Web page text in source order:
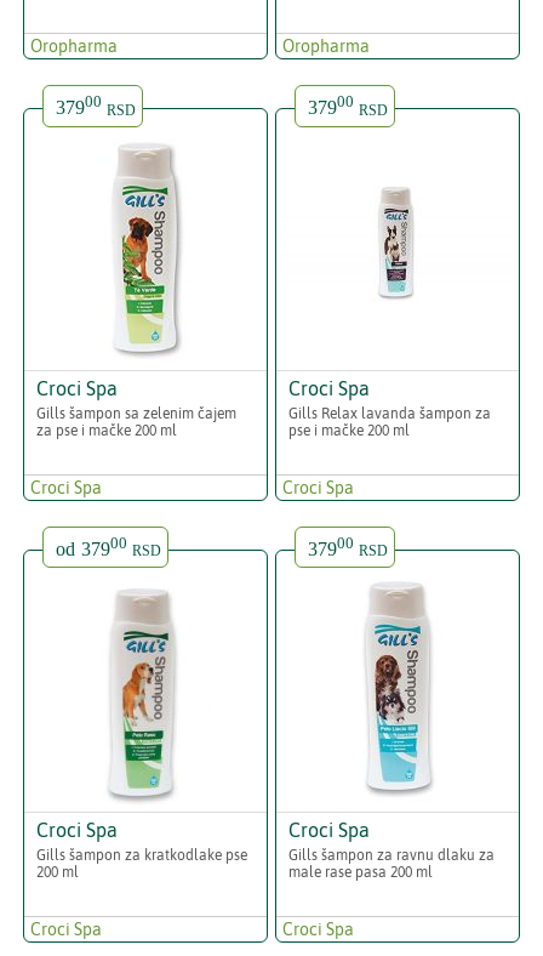
Oropharma Oropharma
37900 RSD
Croci Spa
Gills šampon sa zelenim čajem
za pse i mačke 200 ml
Croci Spa
37900 RSD
Croci Spa
Gills Relax lavanda šampon za
pse i mačke 200 ml
Croci Spa
od 37900 RSD
Croci Spa
Gills šampon za kratkodlake pse
200 ml
Croci Spa
37900 RSD
Croci Spa
Gills šampon za ravnu dlaku za
male rase pasa 200 ml
Croci Spa